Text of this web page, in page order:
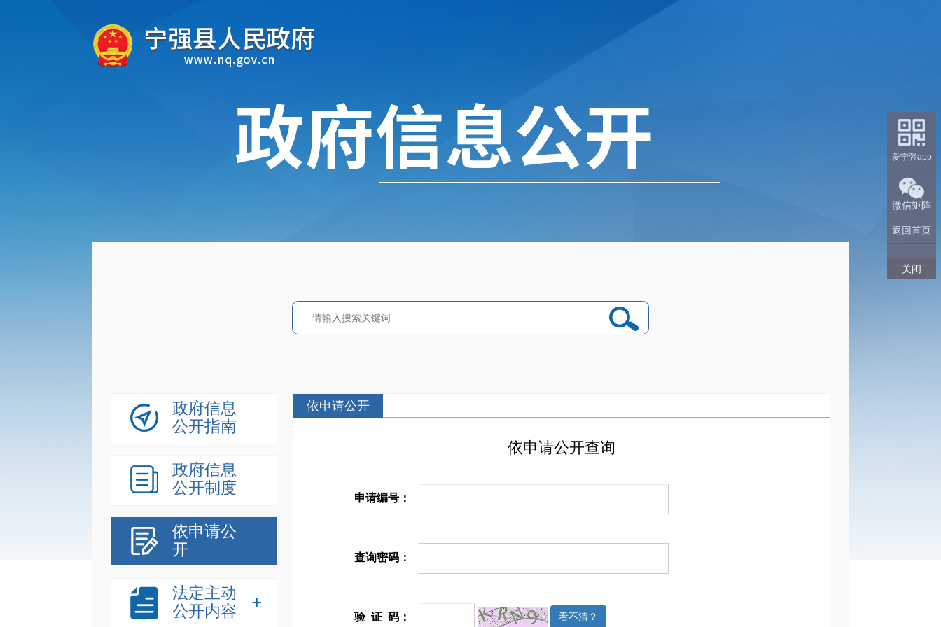
政府信息
公开指南
政府信息
公开制度
依申请公
开
法定主动
公开内容
依申请公开
依申请公开查询
申请编号：
查询密码：
验 证 码： 看不清？
爱宁强app
微信矩阵
返回首页
关闭